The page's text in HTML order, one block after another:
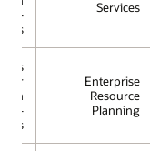
Services
-
Enterprise
Resource
Planning
for
-